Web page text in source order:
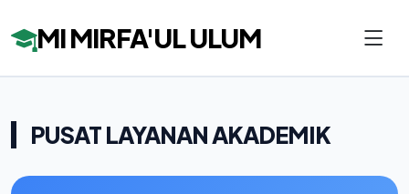
MI MIRFA'UL ULUM
PUSAT LAYANAN AKADEMIK